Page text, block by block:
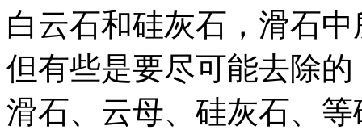
白云石和硅灰石，滑石
但有些是要尽可能去除
滑石、云母、硅灰石、